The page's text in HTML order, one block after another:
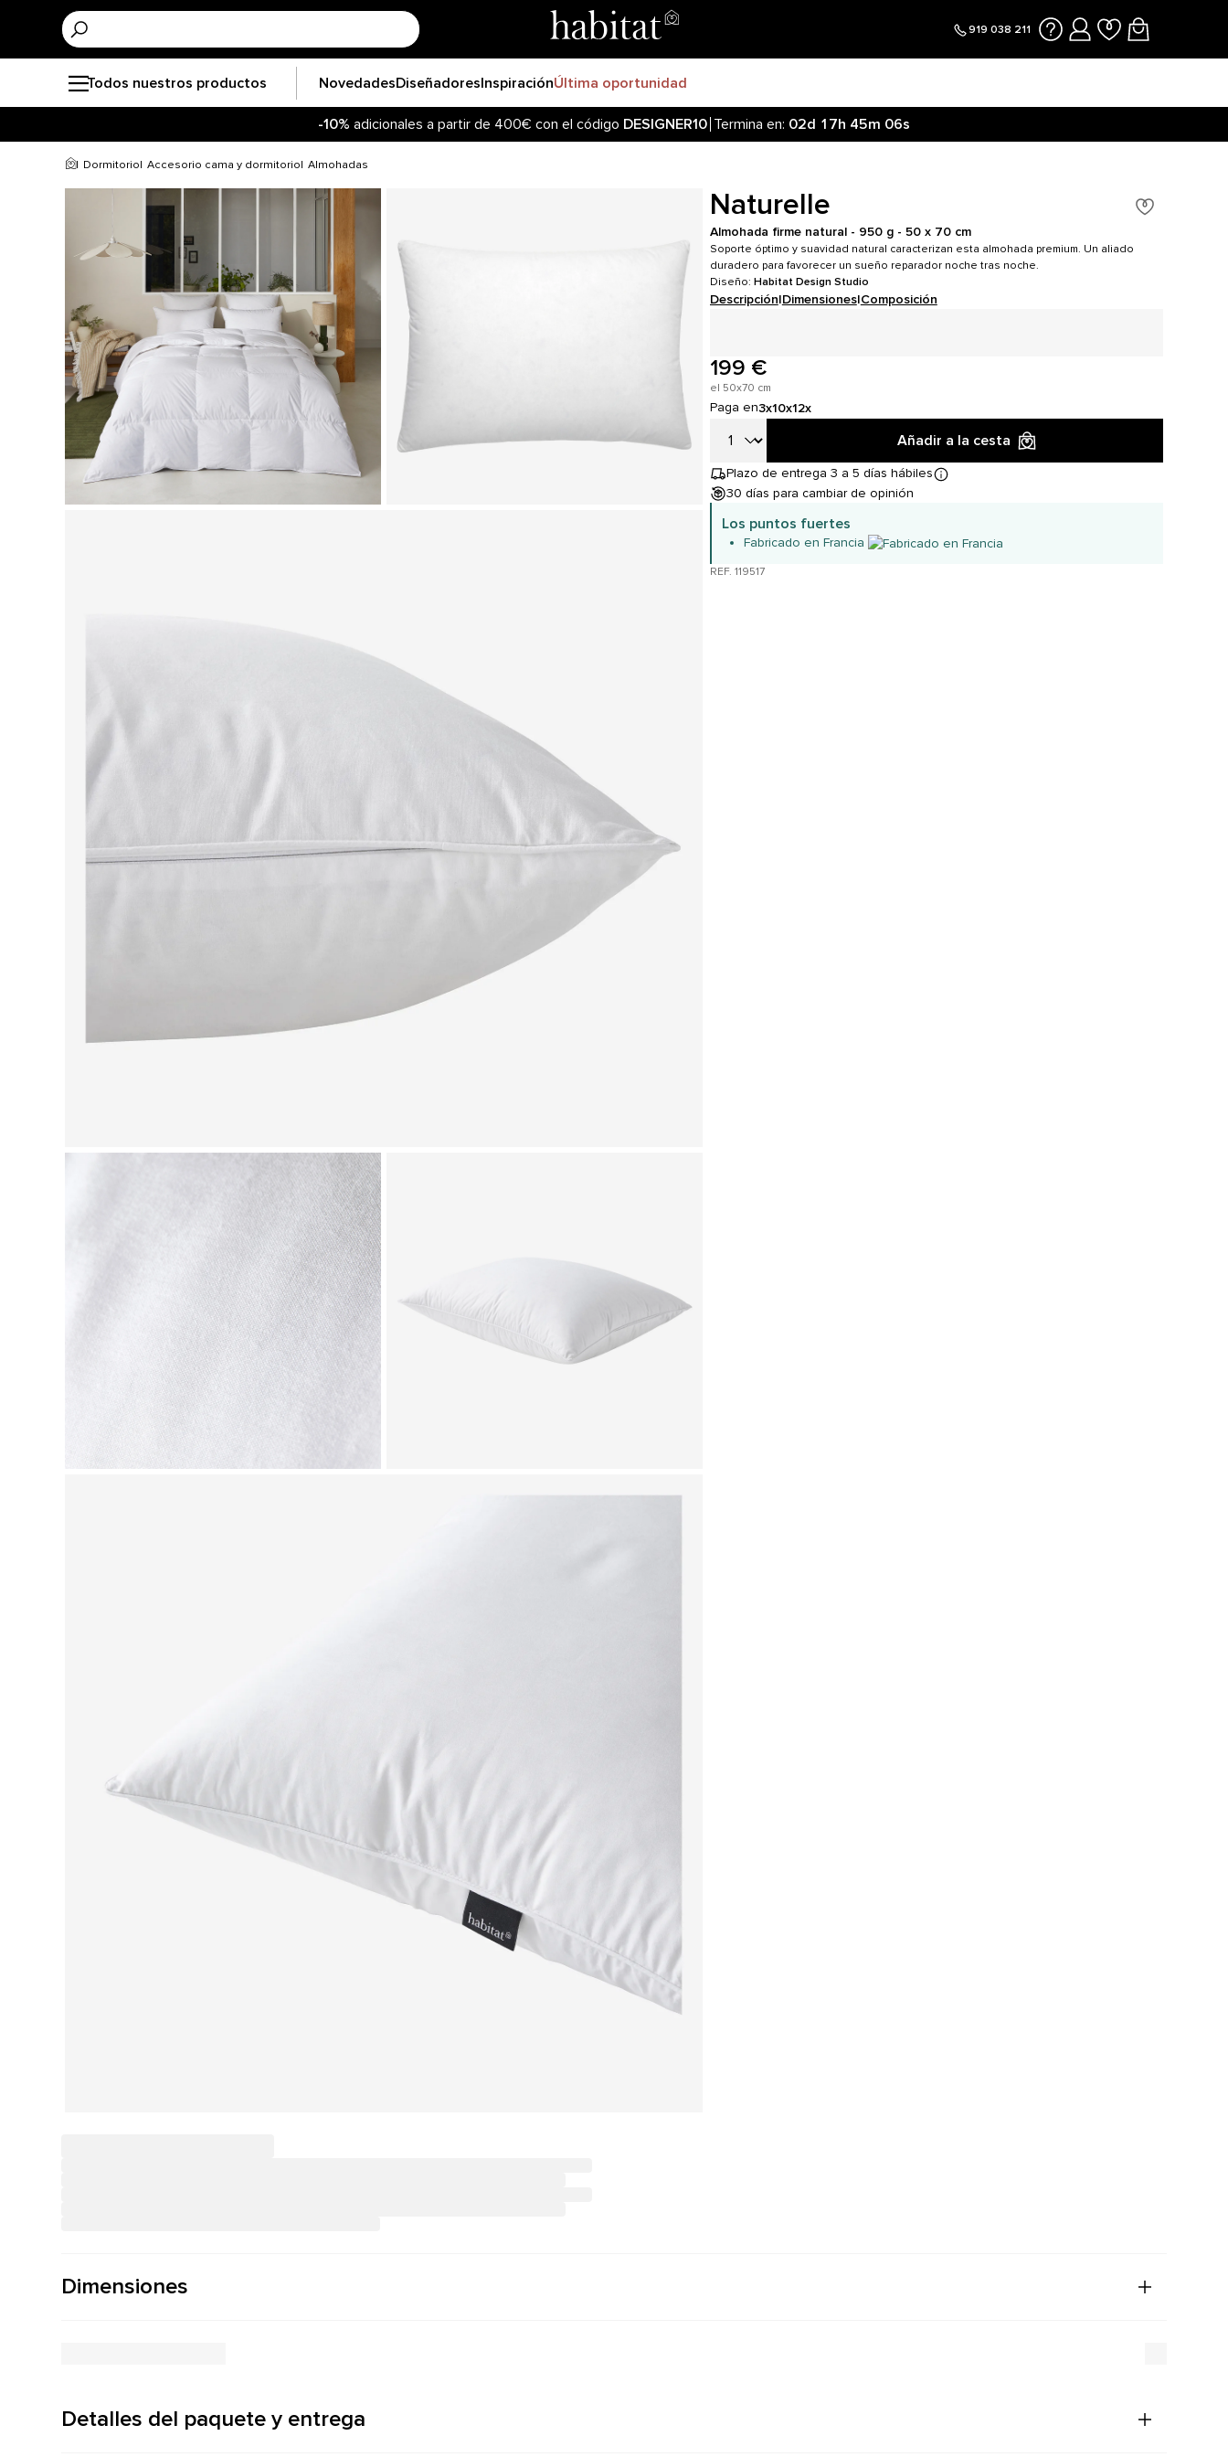
919 038 211
Todos nuestros productos NovedadesDiseñadoresInspiraciónÚltima oportunidad
-10% adicionales a partir de 400€ con el código DESIGNER10 Termina en: 02d 17h 45m 05s
Dormitorio Accesorio cama y dormitorio Almohadas
Naturelle
Almohada firme natural - 950 g - 50 x 70 cm
Soporte óptimo y suavidad natural caracterizan esta almohada premium. Un aliado
duradero para favorecer un sueño reparador noche tras noche.
Diseño: Habitat Design Studio
Descripción|Dimensiones|Composición
199 €
el 50x70 cm
Paga en3x10x12x
Añadir a la cesta
Plazo de entrega 3 a 5 días hábiles
30 días para cambiar de opinión
Los puntos fuertes
Fabricado en Francia
REF. 119517
Dimensiones
Detalles del paquete y entrega